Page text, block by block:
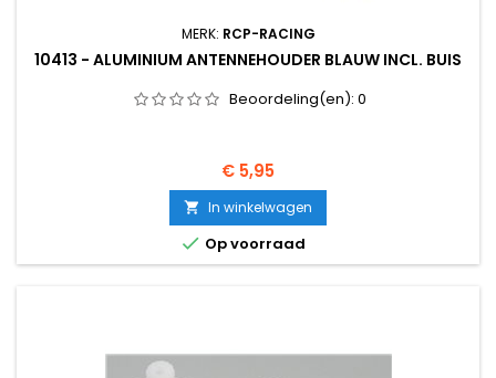
MERK: RCP-RACING
10413 - ALUMINIUM ANTENNEHOUDER BLAUW INCL. BUIS
Beoordeling(en): 0
Prijs
€ 5,95
 In winkelwagen
 Op voorraad